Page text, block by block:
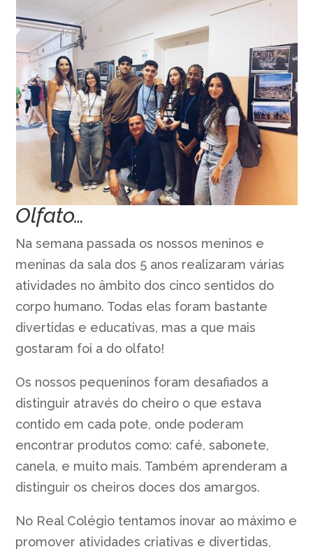
Olfato…
Na semana passada os nossos meninos e
meninas da sala dos 5 anos realizaram várias
atividades no âmbito dos cinco sentidos do
corpo humano. Todas elas foram bastante
divertidas e educativas, mas a que mais
gostaram foi a do olfato!
Os nossos pequeninos foram desafiados a
distinguir através do cheiro o que estava
contido em cada pote, onde poderam
encontrar produtos como: café, sabonete,
canela, e muito mais. Também aprenderam a
distinguir os cheiros doces dos amargos.
No Real Colégio tentamos inovar ao máximo e
promover atividades criativas e divertidas,